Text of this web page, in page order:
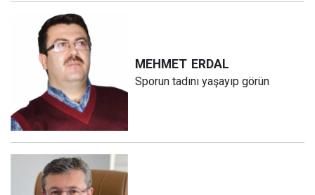
MEHMET ERDAL
Sporun tadını yaşayıp görün